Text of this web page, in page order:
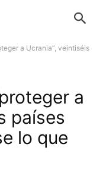
a Ucrania”, veintiséis
a
países
lo que